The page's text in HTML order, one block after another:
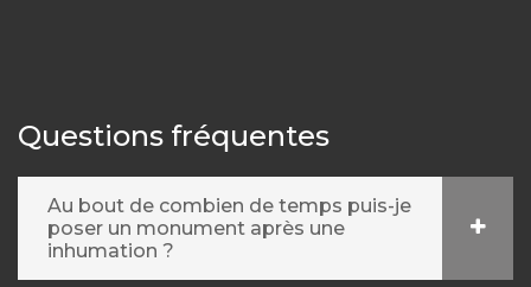
Questions fréquentes
Au bout de combien de temps puis-je
poser un monument après une
inhumation ?